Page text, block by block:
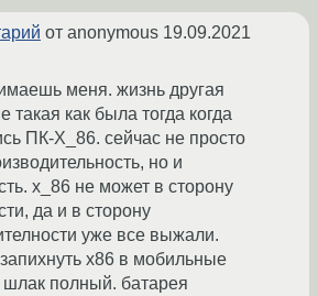
от anonymous 19.09.2021
меня. жизнь другая
такая как была тогда когда
ПК-X_86. сейчас не просто
но и
x_86 не может в сторону
да и в сторону
уже все выжали.
x86 в мобильные
шлак полный. батарея